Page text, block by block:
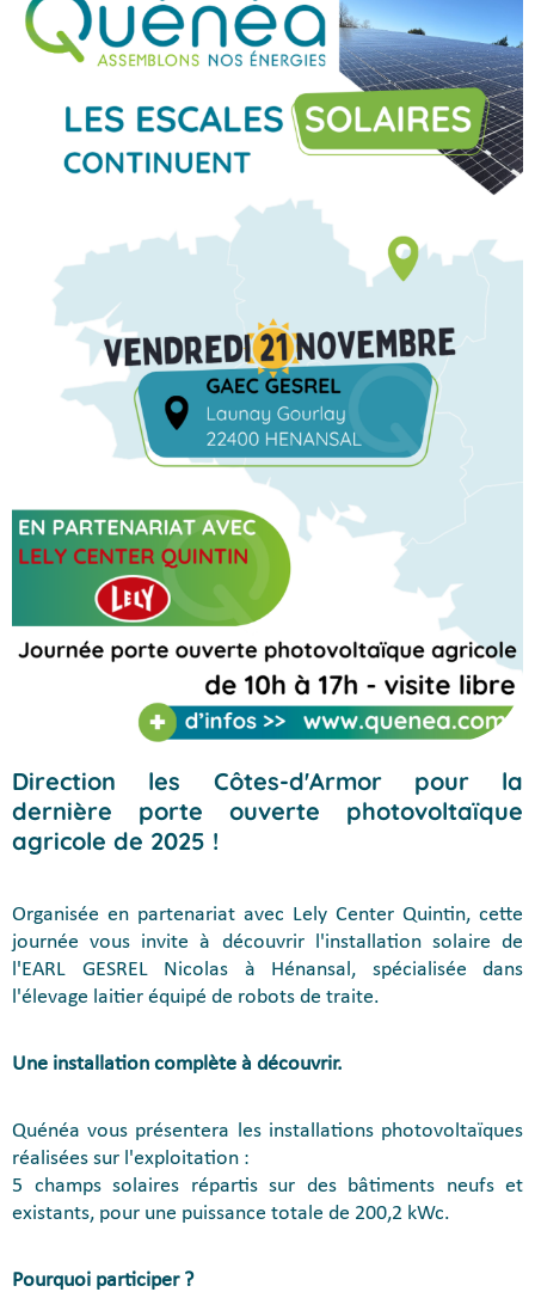
Direction les Côtes-d'Armor pour la
dernière porte ouverte photovoltaïque
agricole de 2025 !
Organisée en partenariat avec Lely Center Quintin, cette
journée vous invite à découvrir l'installation solaire de
l'EARL GESREL Nicolas à Hénansal, spécialisée dans
l'élevage laitier équipé de robots de traite.
Une installation complète à découvrir.
Quénéa vous présentera les installations photovoltaïques
réalisées sur l'exploitation :
5 champs solaires répartis sur des bâtiments neufs et
existants, pour une puissance totale de 200,2 kWc.
Pourquoi participer ?